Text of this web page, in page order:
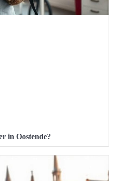
in Oostende?